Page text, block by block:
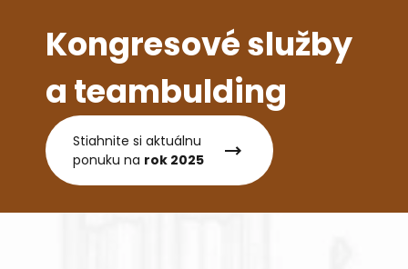
Kongresové služby
a teambulding
Stiahnite si aktuálnu
ponuku na rok 2025